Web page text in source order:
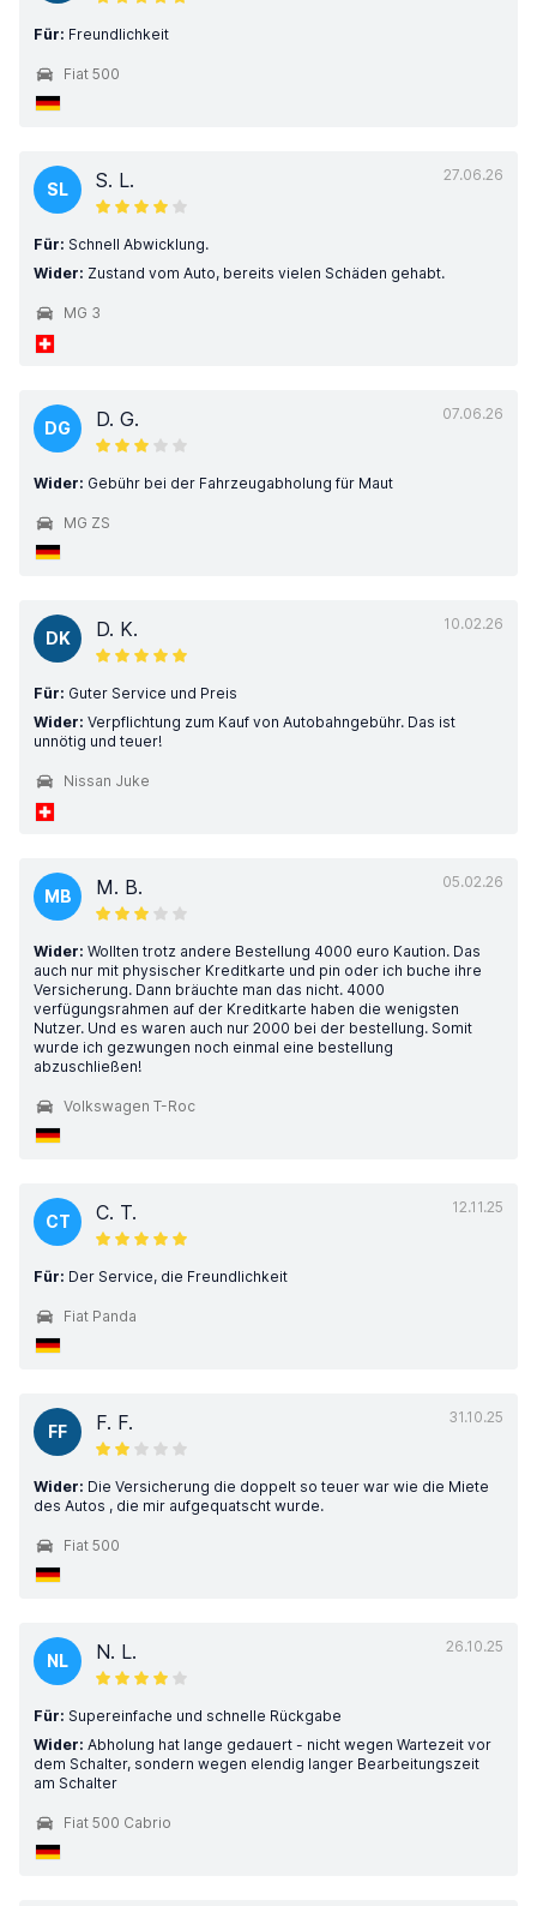
Für: Freundlichkeit
Fiat 500
27.06.26
SL S. L.
Für: Schnell Abwicklung.
Wider: Zustand vom Auto, bereits vielen Schäden gehabt.
MG 3
07.06.26
DG D. G.
Wider: Gebühr bei der Fahrzeugabholung für Maut
MG ZS
10.02.26
DK D. K.
Für: Guter Service und Preis
Wider: Verpflichtung zum Kauf von Autobahngebühr. Das ist
unnötig und teuer!
Nissan Juke
05.02.26
MB M. B.
Wider: Wollten trotz andere Bestellung 4000 euro Kaution. Das
auch nur mit physischer Kreditkarte und pin oder ich buche ihre
Versicherung. Dann bräuchte man das nicht. 4000
verfügungsrahmen auf der Kreditkarte haben die wenigsten
Nutzer. Und es waren auch nur 2000 bei der bestellung. Somit
wurde ich gezwungen noch einmal eine bestellung
abzuschließen!
Volkswagen T-Roc
12.11.25
CT C. T.
Für: Der Service, die Freundlichkeit
Fiat Panda
31.10.25
FF F. F.
Wider: Die Versicherung die doppelt so teuer war wie die Miete
des Autos , die mir aufgequatscht wurde.
Fiat 500
26.10.25
NL N. L.
Für: Supereinfache und schnelle Rückgabe
Wider: Abholung hat lange gedauert - nicht wegen Wartezeit vor
dem Schalter, sondern wegen elendig langer Bearbeitungszeit
am Schalter
Fiat 500 Cabrio